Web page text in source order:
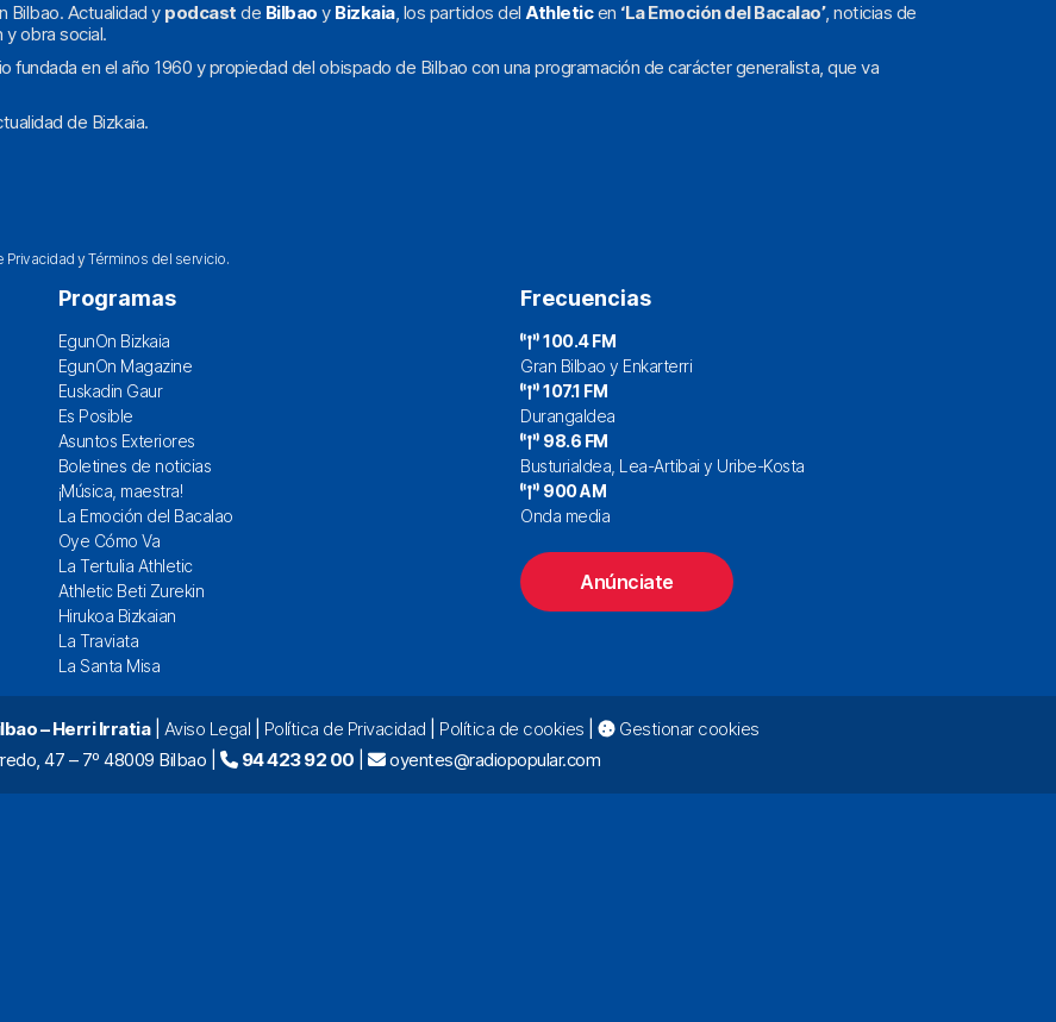
Bilbao. Actualidad y podcast de Bilbao y Bizkaia, los partidos del Athleticen ‘La Emoción del Bacalao’, noticias de
obra social.
fundada en el año 1960 y propiedad del obispado de Bilbao con una programación de carácter generalista, que va
de Bizkaia.
PrivacidadyTérminos del servicio.
Programas
EgunOn Bizkaia
EgunOn Magazine
Euskadin Gaur
Es Posible
Asuntos Exteriores
Boletines de noticias
¡Música, maestra!
La Emoción del Bacalao
Oye Cómo Va
La Tertulia Athletic
Athletic Beti Zurekin
Hirukoa Bizkaian
La Traviata
La Santa Misa
Frecuencias
100.4 FM
Gran Bilbao y Enkarterri
107.1 FM
Durangaldea
98.6 FM
Busturialdea, Lea-Artibai y Uribe-Kosta
900 AM
Onda media
Anúnciate
– Herri Irratia| Aviso Legal Política de Privacidad Política de cookies
Gestionar cookies
47 – 7º 48009 Bilbao |
94 423 92 00 | oyentes@radiopopular.com